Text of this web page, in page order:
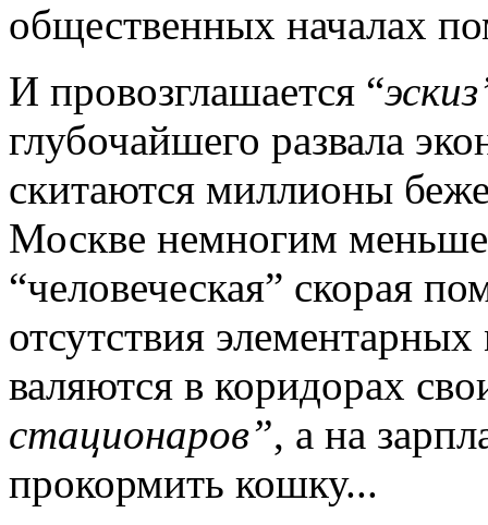
общественных началах
И провозглашается “
глубочайшего развала
скитаются миллионы
Москве немногим
“человеческая” скорая
отсутствия
валяются в коридорах
стационаров”, а на
прокормить кошку...